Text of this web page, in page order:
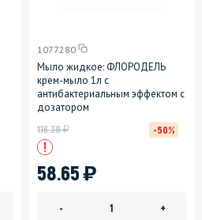
1077280
Мыло жидкое: ФЛОРОДЕЛЬ
крем-мыло 1л с
антибактериальным эффектом с
дозатором
58.65)
116.38у -50%
- +